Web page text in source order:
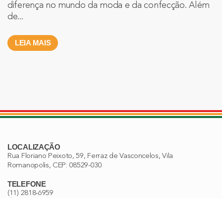
diferença no mundo da moda e da confecção. Além
de...
LEIA MAIS
LOCALIZAÇÃO
Rua Floriano Peixoto, 59, Ferraz de Vasconcelos, Vila
Romanopolis, CEP: 08529-030
TELEFONE
(11) 2818-6959